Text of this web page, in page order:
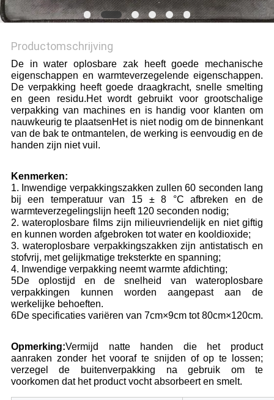
Productomschrijving
De in water oplosbare zak heeft goede mechanische
eigenschappen en warmteverzegelende eigenschappen.
De verpakking heeft goede draagkracht, snelle smelting
en geen residu.Het wordt gebruikt voor grootschalige
verpakking van machines en is handig voor klanten om
nauwkeurig te plaatsenHet is niet nodig om de binnenkant
van de bak te ontmantelen, de werking is eenvoudig en de
handen zijn niet vuil.
Kenmerken:
1. Inwendige verpakkingszakken zullen 60 seconden lang
bij een temperatuur van 15 ± 8 °C afbreken en de
warmteverzegelingslijn heeft 120 seconden nodig;
2. wateroplosbare films zijn milieuvriendelijk en niet giftig
en kunnen worden afgebroken tot water en kooldioxide;
3. wateroplosbare verpakkingszakken zijn antistatisch en
stofvrij, met gelijkmatige treksterkte en spanning;
4. Inwendige verpakking neemt warmte afdichting;
5De oplostijd en de snelheid van wateroplosbare
verpakkingen kunnen worden aangepast aan de
werkelijke behoeften.
6De specificaties variëren van 7cm×9cm tot 80cm×120cm.
Opmerking:Vermijd natte handen die het product
aanraken zonder het vooraf te snijden of op te lossen;
verzegel de buitenverpakking na gebruik om te
voorkomen dat het product vocht absorbeert en smelt.